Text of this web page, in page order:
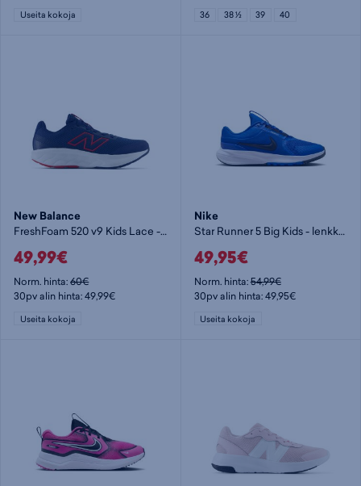
Useita kokoja 36 38 ½ 39 40
New Balance
FreshFoam 520 v9 Kids Lace - lenkkarit
49,99€
Norm. hinta:60€
30pv alin hinta: 49,99€
Useita kokoja
Nike
Star Runner 5 Big Kids - lenkkarit
49,95€
Norm. hinta:54,99€
30pv alin hinta: 49,95€
Useita kokoja